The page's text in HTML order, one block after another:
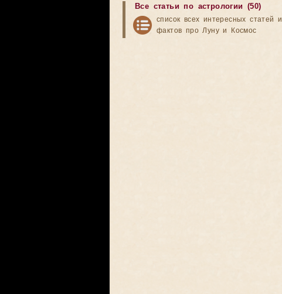
Все статьи по астрологии (50)
список всех интересных статей и
фактов про Луну и Космос